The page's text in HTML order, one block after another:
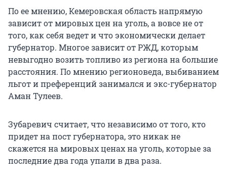
По ее мнению, Кемеровская область напрямую
зависит от мировых цен на уголь, а вовсе не от
того, как себя ведет и что экономически делает
губернатор. Многое зависит от РЖД, которым
невыгодно возить топливо из региона на большие
расстояния. По мнению регионоведа, выбиванием
льгот и преференций занимался и экс-губернатор
Аман Тулеев.
Зубаревич считает, что независимо от того, кто
придет на пост губернатора, это никак не
скажется на мировых ценах на уголь, которые за
последние два года упали в два раза.